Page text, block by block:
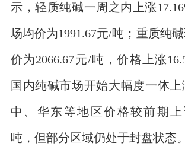
示，轻质纯碱一周之内上涨
场均价为1991.67元/吨；重质纯
价为2066.67元/吨，价格上涨
国内纯碱市场开始大幅度一体
中、华东等地区价格较前期上
吨，但部分区域仍处于封盘状态。